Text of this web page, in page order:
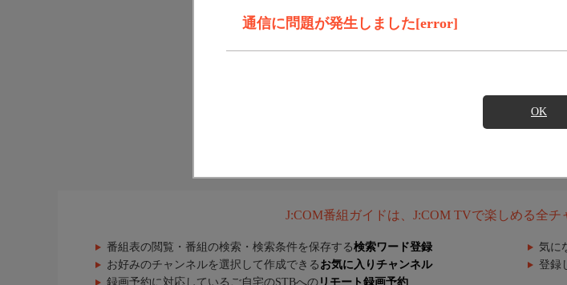
通信に問題が発生しました[error]
OK
J:COM番組ガイドは、J:COM TVで楽しめる全チ
番組表の閲覧・番組の検索・検索条件を保存する検索ワード登録 気に
お好みのチャンネルを選択して作成できる お気に入りチャンネル 登録
録画予約に対応しているご自宅のSTBへの リモート録画予約